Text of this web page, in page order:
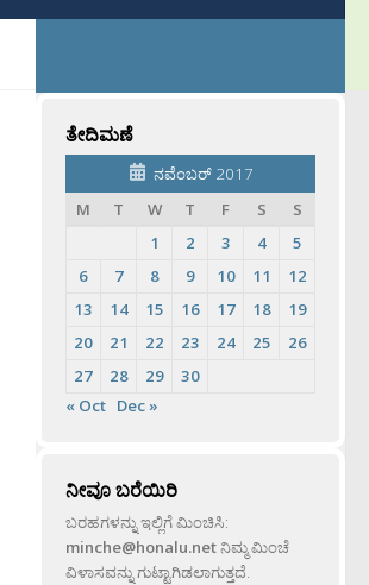
ತೇದಿಮಣೆ
ನವೆಂಬರ್ 2017
M
T W T F S
S
1
2 3 4
5
6
7 8 9 10 11
12
13
14 15 16 17 18
19
20
21 22 23 24 25
26
27
28 29
30
« Oct Dec »
ನೀವೂ ಬರೆಯಿರಿ
ಬರಹಗಳನ್ನು ಇಲ್ಲಿಗೆ ಮಿಂಚಿಸಿ:
minche@honalu.netನಿಮ್ಮ ಮಿಂಚೆ
ವಿಳಾಸವನ್ನು ಗುಟ್ಟಾಗಿಡಲಾಗುತ್ತದೆ.